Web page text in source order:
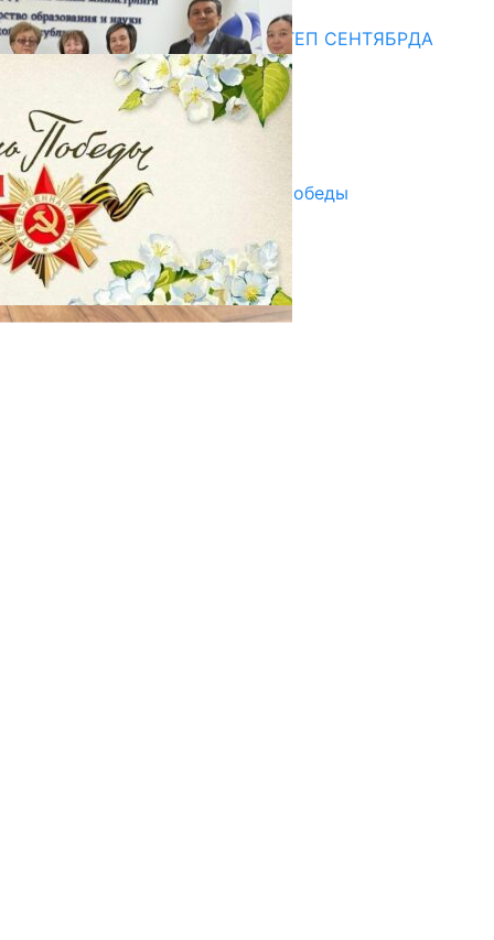
Медиа
СУЗАКТА 750 ОРУНДУУ МЕКТЕП СЕНТЯБРДА
ПАЙДАЛАНУУГА БЕРИЛЕТ
07.08.2025
Улуу Жеңиштин жандуу сөзү
29.04.2025
Награды в преддверии Дня Победы
29.04.2025